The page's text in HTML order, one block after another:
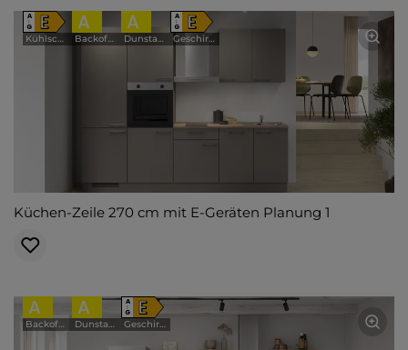
A
↑
G E
Kühlschrank
A
Backofen
A
Dunstabzugshaube
A
↑
G E
Geschirrspüler
Küchen-Zeile 270 cm mit E-Geräten Planung 1
A
Backofen
A
Dunstabzugshaube
A
↑
G E
Geschirrspüler